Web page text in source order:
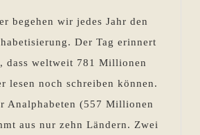
2017
begehen wir jedes Jahr den
Der Tag erinnert
dass weltweit 781 Millionen
lesen noch schreiben können.
Analphabeten (557 Millionen
aus nur zehn Ländern. Zwei